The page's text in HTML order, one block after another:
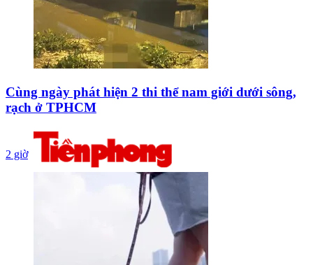
Cùng ngày phát hiện 2 thi thể nam giới dưới sông,
rạch ở TPHCM
2 giờ